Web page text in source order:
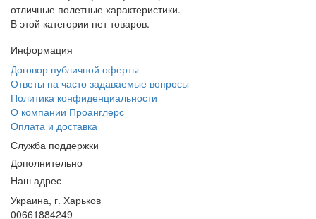
отличные полетные характеристики.
В этой категории нет товаров.
Информация
Договор публичной оферты
Ответы на часто задаваемые вопросы
Политика конфиденциальности
О компании Проанглерс
Оплата и доставка
Служба поддержки
Дополнительно
Наш адрес
Украина, г. Харьков
00661884249